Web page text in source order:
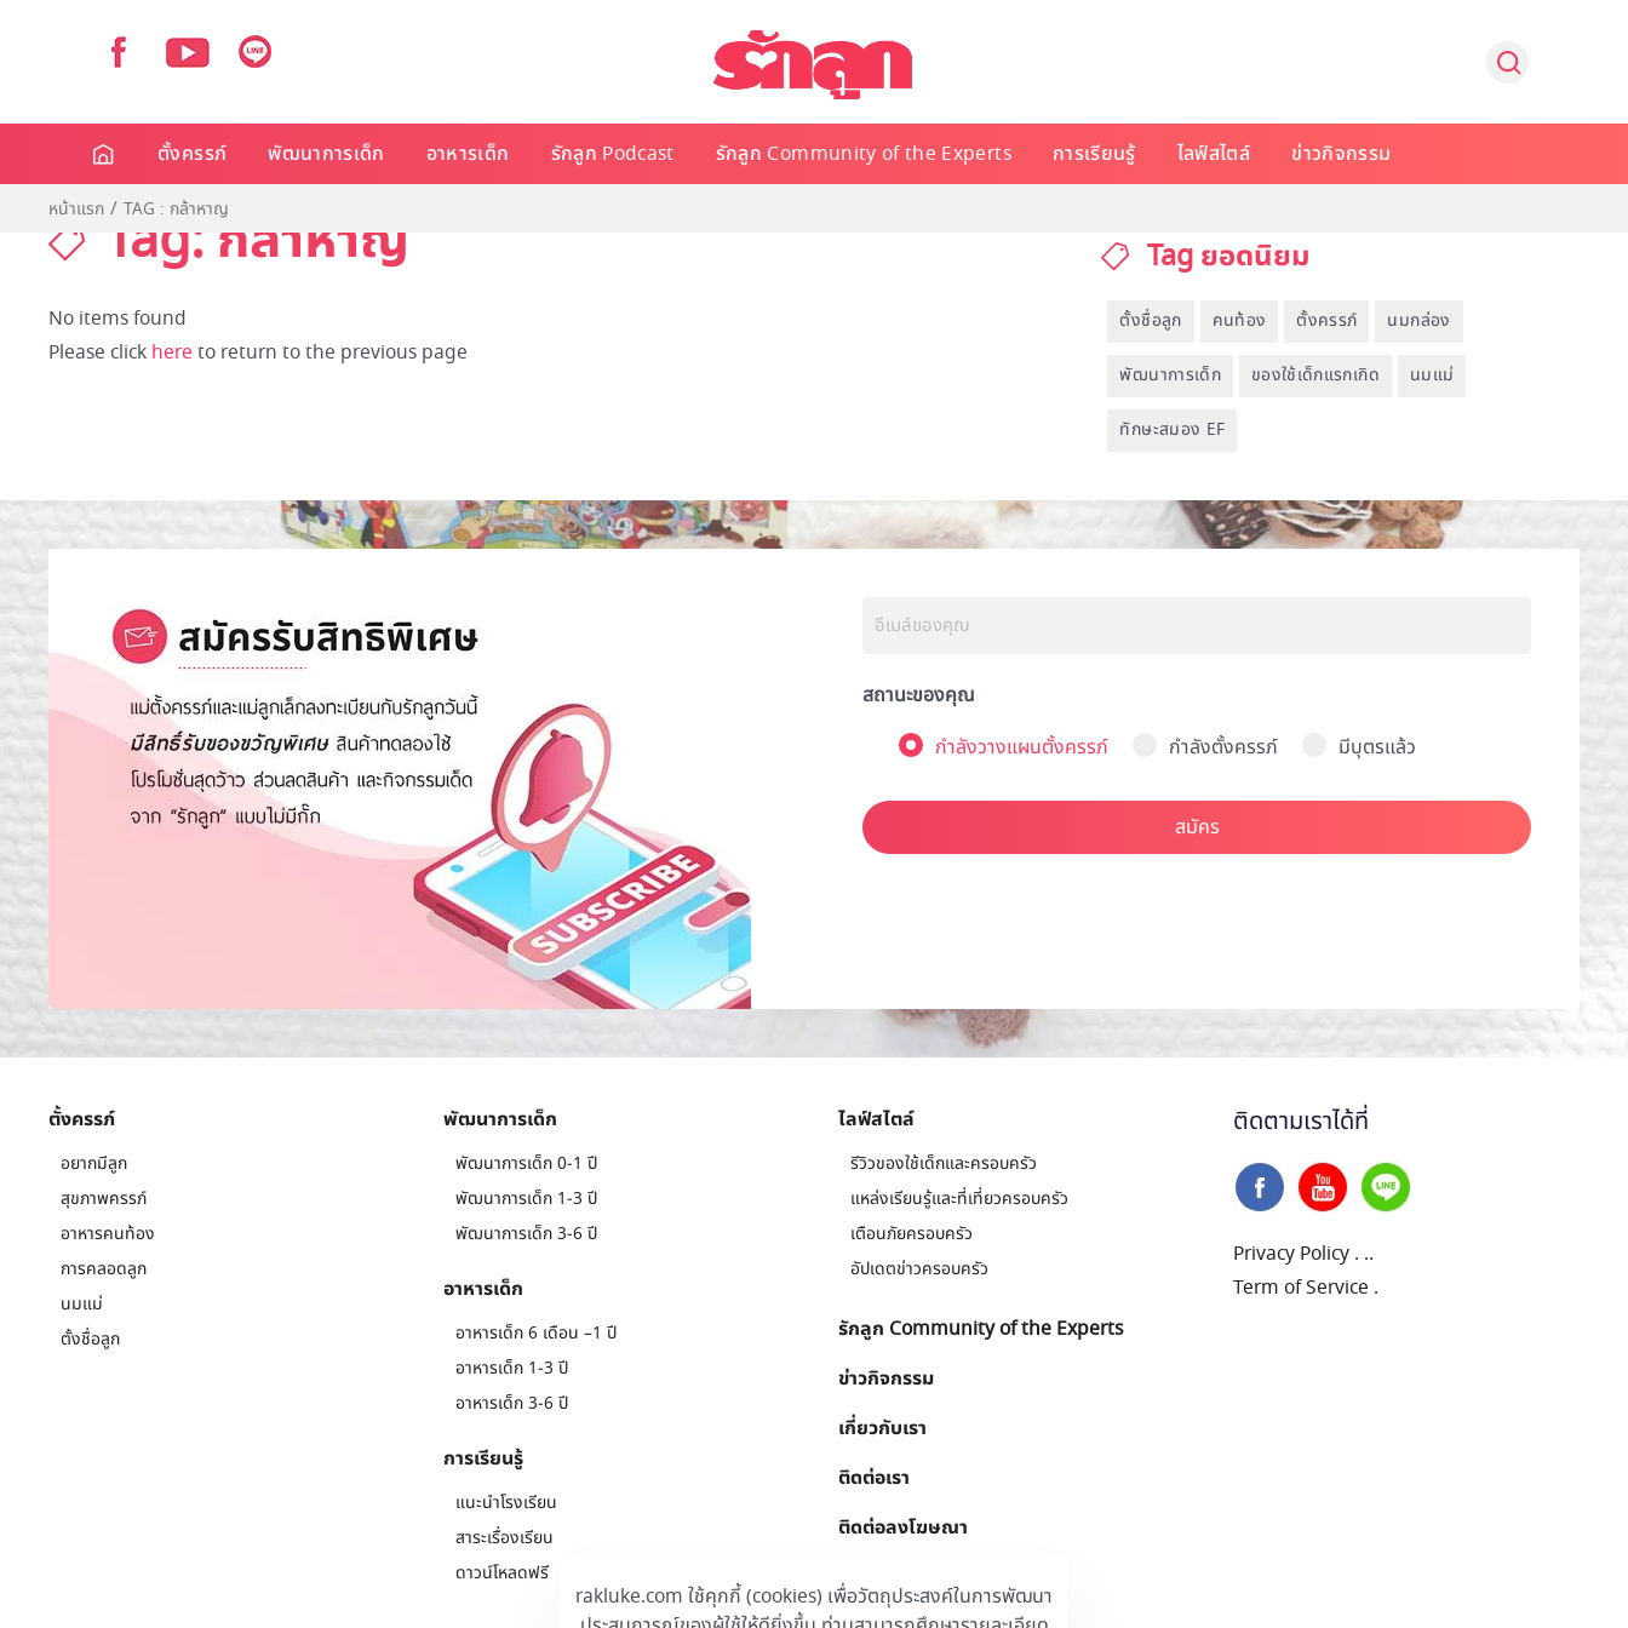
rakluke.com ใช้คุกกี้ (cookies) เพื่อวัตถุประสงค์ในการพัฒนา
ตั้งครรภ์ พัฒนาการเด็ก อาหารเด็ก รักลูก Podcast รักลูก Community of the Experts การเรียนรู้ ไลฟ์สไตล์ ข่าวกิจกรรม
หน้าแรก TAG : กล้าหาญ
Tag: กล้าหาญ
No items found
Please click here to return to the previous page
Tag ยอดนิยม
ตั้งชื่อลูก คนท้อง ตั้งครรภ์ นมกล่อง
พัฒนาการเด็ก ของใช้เด็กแรกเกิด นมแม่
ทักษะสมอง EF
สถานะของคุณ
กำลังวางแผนตั้งครรภ์
กำลังตั้งครรภ์ มีบุตรแล้ว
สมัคร
ตั้งครรภ์
อยากมีลูก
สุขภาพครรภ์
อาหารคนท้อง
การคลอดลูก
นมแม่
ตั้งชื่อลูก
พัฒนาการเด็ก
พัฒนาการเด็ก 0-1 ปี
พัฒนาการเด็ก 1-3 ปี
พัฒนาการเด็ก 3-6 ปี
อาหารเด็ก
อาหารเด็ก 6 เดือน –1 ปี
อาหารเด็ก 1-3 ปี
อาหารเด็ก 3-6 ปี
การเรียนรู้
แนะนำโรงเรียน
สาระเรื่องเรียน
ดาวน์โหลดฟรี
ไลฟ์สไตล์
รีวิวของใช้เด็กและครอบครัว
แหล่งเรียนรู้และที่เที่ยวครอบครัว
เตือนภัยครอบครัว
อัปเดตข่าวครอบครัว
รักลูก Community of the Experts
ข่าวกิจกรรม
เกี่ยวกับเรา
ติดต่อเรา
ติดต่อลงโฆษณา
ติดตามเราได้ที่
Privacy Policy . ..
Term of Service .